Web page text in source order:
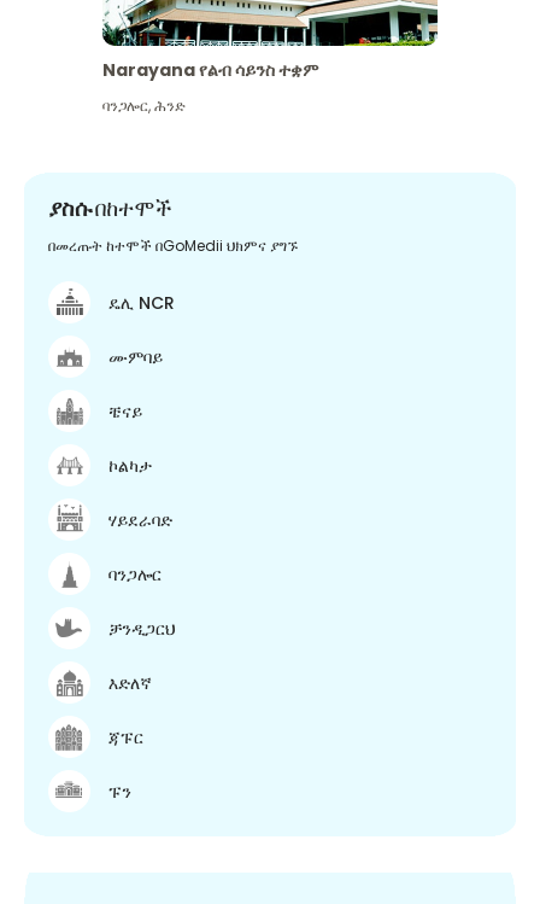
Narayana የልብ ሳይንስ ተቋም
ባንጋሎር,ሕንድ
ያስሱበከተሞች
በመረጡት ከተሞች በGoMedii ህክምና ያግኙ
ዴሊ NCR
ሙምባይ
ቼናይ
ኮልካታ
ሃይደራባድ
ባንጋሎር
ቻንዲጋርህ
እድለኛ
ጃፑር
ፑን